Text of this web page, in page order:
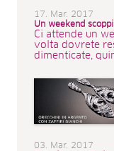
17. Mar. 2017
Un weekend
Ci attende un
volta dovrete
dimenticate,
03. Mar. 2017